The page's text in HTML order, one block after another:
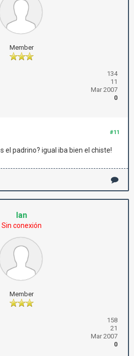
Member
134
11
Mar 2007
0
#11
el padrino? igual iba bien el chiste!
Ian
Sin conexión
Member
158
21
Mar 2007
0